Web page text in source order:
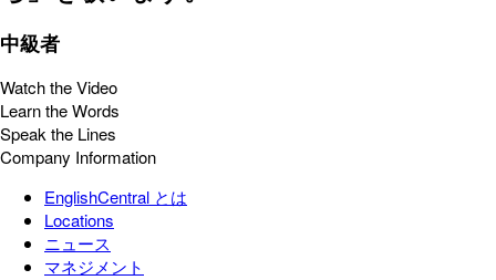
中級者
Watch the Video
Learn the Words
Speak the Lines
Company Information
EnglishCentral とは
Locations
ニュース
マネジメント